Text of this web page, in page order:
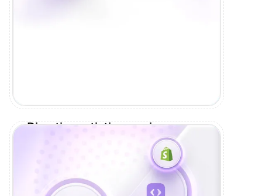
Direction artistique unique
Couleurs, typo, espaces : un système
visuel cohérent qui raconte TON histoire.